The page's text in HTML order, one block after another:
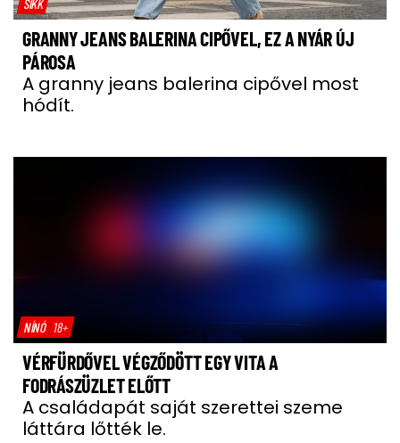
SIKK
GRANNY JEANS BALERINA CIPŐVEL, EZ A NYÁR ÚJ
PÁROSA
A granny jeans balerina cipővel most
hódít.
NÍNÓ 18+
VÉRFÜRDŐVEL VÉGZŐDÖTT EGY VITA A
FODRÁSZÜZLET ELŐTT
A családapát saját szerettei szeme
láttára lőtték le.